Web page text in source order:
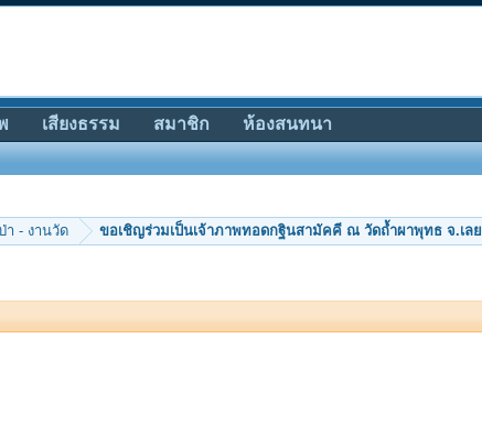
า - งานวัด ขอเชิญร่วมเป็นเจ้าภาพทอดกฐินสามัคคี ณ วัดถ้ำผาพุทธ จ.เลย
เสียงธรรม สมาชิก ห้องสนทนา